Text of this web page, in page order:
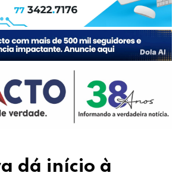
dá início à